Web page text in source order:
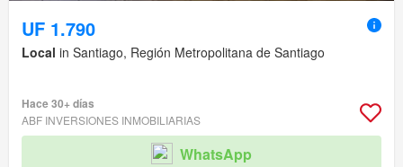
UF 1.790
Local in Santiago, Región Metropolitana de Santiago
Hace 30+ días
ABF INVERSIONES INMOBILIARIAS
WhatsApp